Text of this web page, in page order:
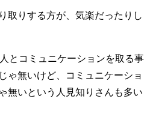
取りする方が、気楽だったりし
とコミュニケーションを取る事
ゃ無いけど、コミュニケーショ
無いという人見知りさんも多い